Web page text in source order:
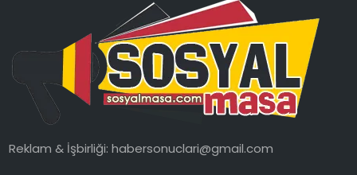
Reklam & İşbirliği:habersonuclari@gmail.com